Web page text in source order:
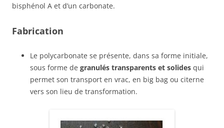
bisphénol A et d’un carbonate.
Fabrication
Le polycarbonate se présente, dans sa forme initiale,
sous forme de granulés transparents et solides qui
permet son transport en vrac, en big bag ou citerne
vers son lieu de transformation.